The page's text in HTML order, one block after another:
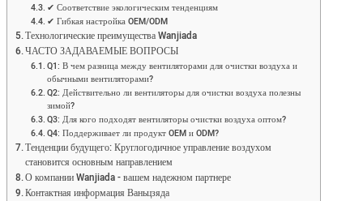
✔ Соответствие экологическим тенденциям
✔ Гибкая настройка OEM/ODM
Технологические преимущества Wanjiada
ЧАСТО ЗАДАВАЕМЫЕ ВОПРОСЫ
Q1: В чем разница между вентиляторами для очистки воздуха и
обычными вентиляторами?
Q2: Действительно ли вентиляторы для очистки воздуха полезны
зимой?
Q3: Для кого подходят вентиляторы очистки воздуха оптом?
Q4: Поддерживает ли продукт OEM и ODM?
Тенденции будущего: Круглогодичное управление воздухом
становится основным направлением
О компании Wanjiada - вашем надежном партнере
Контактная информация Ваньцзяда